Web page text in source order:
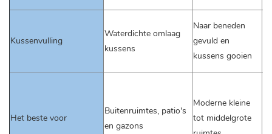
Kussenvulling
Waterdichte omlaag
kussens
Naar beneden
gevuld en
kussens gooien
Het beste voor
Buitenruimtes, patio's
en gazons
Moderne kleine
tot middelgrote